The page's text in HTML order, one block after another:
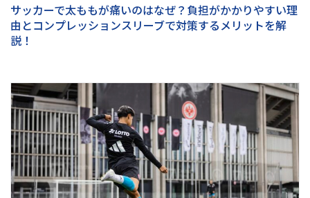
サッカーで太ももが痛いのはなぜ？負担がかかりやすい理
由とコンプレッションスリーブで対策するメリットを解
説！